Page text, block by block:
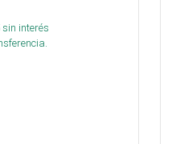
sin interés